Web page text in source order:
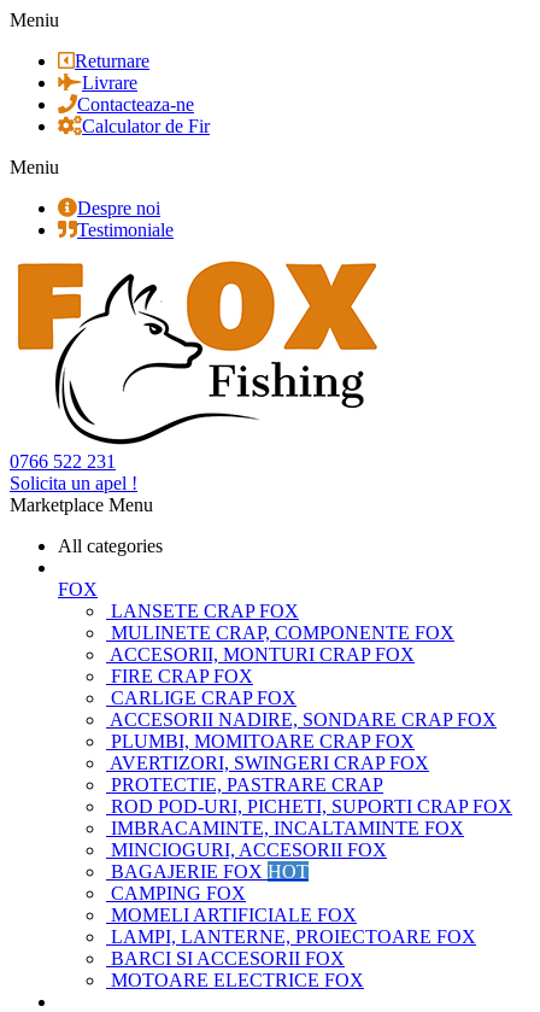
Meniu
Returnare
Livrare
Contacteaza-ne
Calculator de Fir
Meniu
Despre noi
Testimoniale
0766 522 231
Solicita un apel !
Marketplace Menu
All categories
FOX
LANSETE CRAP FOX
MULINETE CRAP, COMPONENTE FOX
ACCESORII, MONTURI CRAP FOX
FIRE CRAP FOX
CARLIGE CRAP FOX
ACCESORII NADIRE, SONDARE CRAP FOX
PLUMBI, MOMITOARE CRAP FOX
AVERTIZORI, SWINGERI CRAP FOX
PROTECTIE, PASTRARE CRAP
ROD POD-URI, PICHETI, SUPORTI CRAP FOX
IMBRACAMINTE, INCALTAMINTE FOX
MINCIOGURI, ACCESORII FOX
BAGAJERIE FOX HOT
CAMPING FOX
MOMELI ARTIFICIALE FOX
LAMPI, LANTERNE, PROIECTOARE FOX
BARCI SI ACCESORII FOX
MOTOARE ELECTRICE FOX